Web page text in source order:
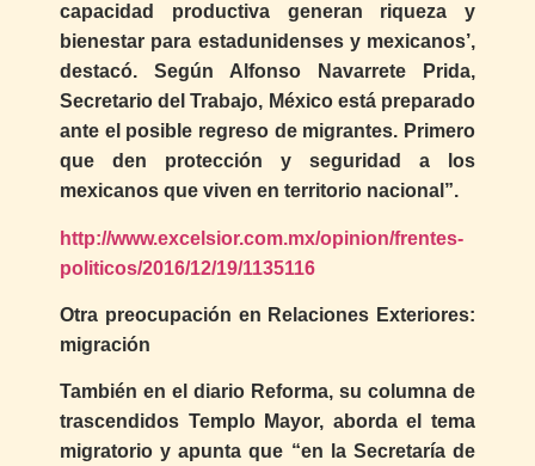
capacidad productiva generan riqueza y
bienestar para estadunidenses y mexicanos’,
destacó. Según Alfonso Navarrete Prida,
Secretario del Trabajo, México está preparado
ante el posible regreso de migrantes. Primero
que den protección y seguridad a los
mexicanos que viven en territorio nacional”.
http://www.excelsior.com.mx/opinion/frentes-
politicos/2016/12/19/1135116
Otra preocupación en Relaciones Exteriores:
migración
También en el diario Reforma, su columna de
trascendidos Templo Mayor, aborda el tema
migratorio y apunta que “en la Secretaría de